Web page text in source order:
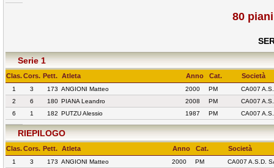
80
Serie 1
Clas.Cors. Pett. Atleta Anno Cat. Società
1 3 173 ANGIONI Matteo 2000 PM
CA007
2
6 180 PIANA Leandro 2008 PM
CA007
6
1 182 PUTZU Alessio 1987 PM CA007
RIEPILOGO
Clas.Cors. Pett. Atleta Anno Cat. Società
1 3 173 ANGIONI Matteo 2000 PM
CA007 A.S.D.